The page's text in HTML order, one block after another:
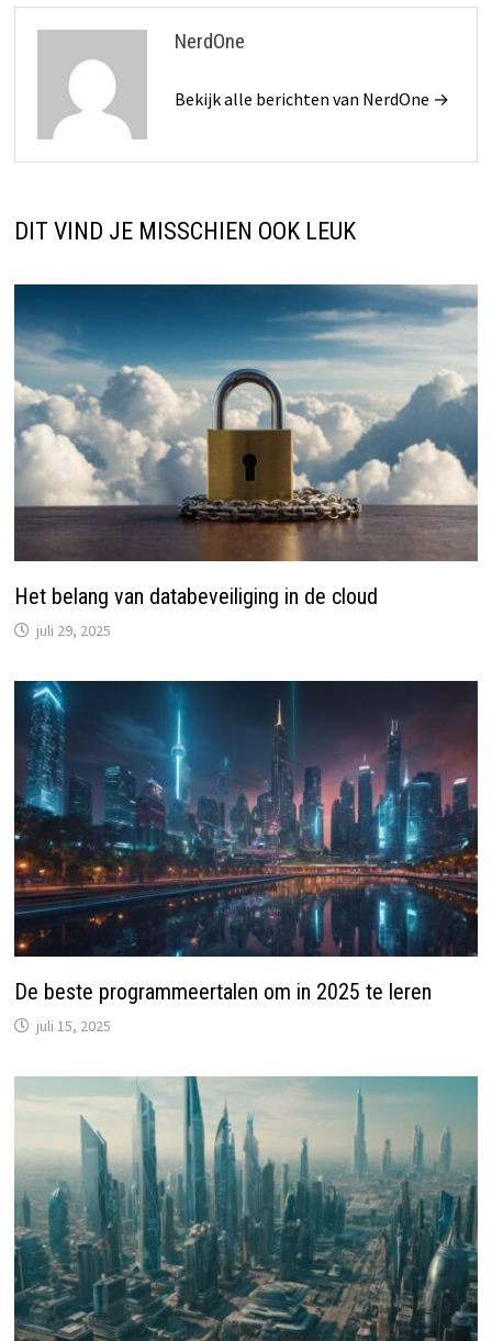
NerdOne
Bekijk alle berichten van NerdOne →
DIT VIND JE MISSCHIEN OOK LEUK
Het belang van databeveiliging in de cloud
juli 29, 2025
De beste programmeertalen om in 2025 te leren
juli 15, 2025